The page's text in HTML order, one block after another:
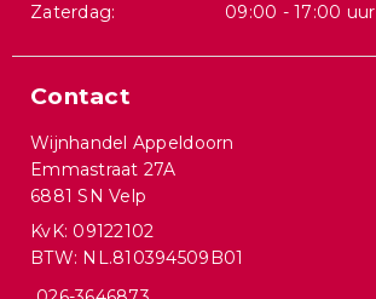
Zaterdag:
09:00 - 17:00 uur
Contact
Wijnhandel Appeldoorn
Emmastraat 27A
6881 SN Velp
KvK: 09122102
BTW: NL.810394509B01